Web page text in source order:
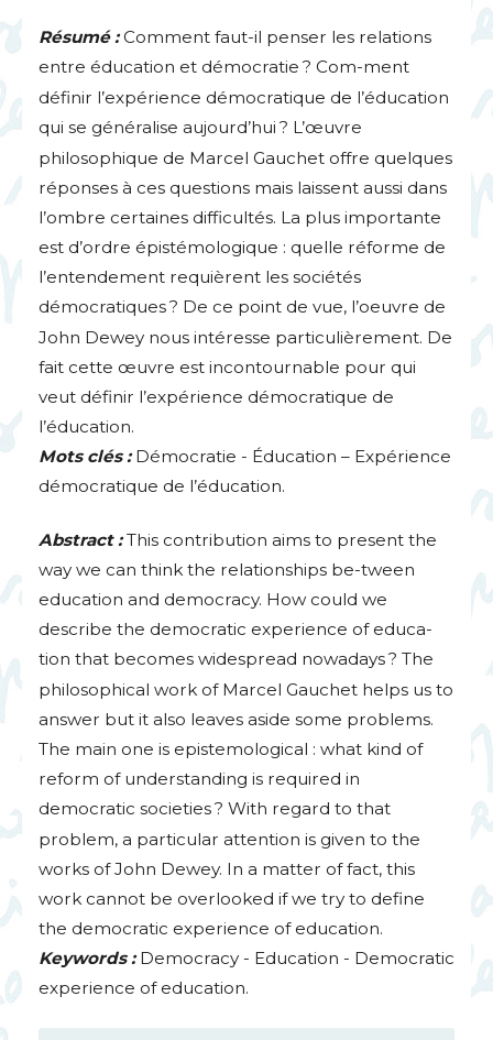
Résumé : Comment faut-il penser les relations
entre éducation et démocratie ? Com-ment
définir l’expérience démocratique de l’éducation
qui se généralise aujourd’hui ? L’œuvre
philosophique de Marcel Gauchet offre quelques
réponses à ces questions mais laissent aussi dans
l’ombre certaines difficultés. La plus importante
est d’ordre épistémologique : quelle réforme de
l’entendement requièrent les sociétés
démocratiques? De ce point de vue, l’oeuvre de
John Dewey nous intéresse particulièrement. De
fait cette œuvre est incontournable pour qui
veut définir l’expérience démocratique de
l’éducation.
Mots clés : Démocratie - Éducation – Expérience
démocratique de l’éducation.
Abstract : This contribution aims to present the
way we can think the relationships be-tween
education and democracy. How could we
describe the democratic experience of educa-
tion that becomes widespread nowadays? The
philosophical work of Marcel Gauchet helps us to
answer but it also leaves aside some problems.
The main one is epistemological : what kind of
reform of understanding is required in
democratic societies? With regard to that
problem, a particular attention is given to the
works of John Dewey. In a matter of fact, this
work cannot be overlooked if we try to define
the democratic experience of education.
Keywords : Democracy - Education - Democratic
experience of education.